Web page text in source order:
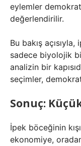
eylemler
değerlendirilir.
Bu bakış açısıyla,
sadece biyolojik
analizin bir
seçimler,
Sonuç:
İpek böceğinin
ekonomiye,